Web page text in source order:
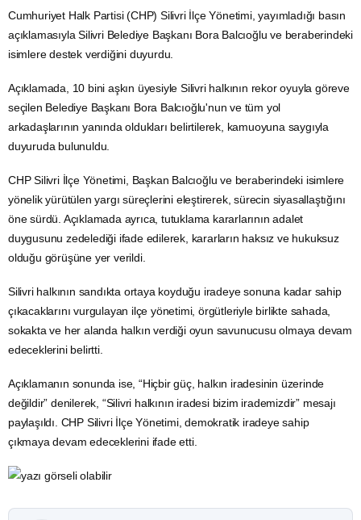
Cumhuriyet Halk Partisi (CHP) Silivri İlçe Yönetimi, yayımladığı basın
açıklamasıyla Silivri Belediye Başkanı Bora Balcıoğlu ve beraberindeki
isimlere destek verdiğini duyurdu.
Açıklamada, 10 bini aşkın üyesiyle Silivri halkının rekor oyuyla göreve
seçilen Belediye Başkanı Bora Balcıoğlu'nun ve tüm yol
arkadaşlarının yanında oldukları belirtilerek, kamuoyuna saygıyla
duyuruda bulunuldu.
CHP Silivri İlçe Yönetimi, Başkan Balcıoğlu ve beraberindeki isimlere
yönelik yürütülen yargı süreçlerini eleştirerek, sürecin siyasallaştığını
öne sürdü. Açıklamada ayrıca, tutuklama kararlarının adalet
duygusunu zedelediği ifade edilerek, kararların haksız ve hukuksuz
olduğu görüşüne yer verildi.
Silivri halkının sandıkta ortaya koyduğu iradeye sonuna kadar sahip
çıkacaklarını vurgulayan ilçe yönetimi, örgütleriyle birlikte sahada,
sokakta ve her alanda halkın verdiği oyun savunucusu olmaya devam
edeceklerini belirtti.
Açıklamanın sonunda ise, “Hiçbir güç, halkın iradesinin üzerinde
değildir” denilerek, “Silivri halkının iradesi bizim irademizdir” mesajı
paylaşıldı. CHP Silivri İlçe Yönetimi, demokratik iradeye sahip
çıkmaya devam edeceklerini ifade etti.